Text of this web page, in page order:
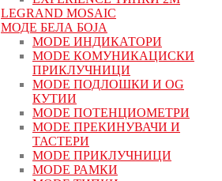
LEGRAND MOSAIC
МОДЕ БЕЛА БОЈА
MODE ИНДИКАТОРИ
MODE КОМУНИКАЦИСКИ
ПРИКЛУЧНИЦИ
MODE ПОДЛОШКИ И OG
КУТИИ
MODE ПОТЕНЦИОМЕТРИ
MODE ПРEКИНУВАЧИ И
ТАСТЕРИ
MODE ПРИКЛУЧНИЦИ
MODE РАМКИ